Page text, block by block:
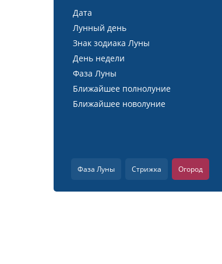
Дата
Лунный день
Знак зодиака Луны
День недели
Фаза Луны
Ближайшее полнолуние
Ближайшее новолуние
Фаза Луны Стрижка Огород